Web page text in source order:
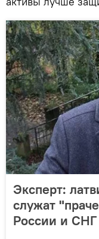
Эксперт:
служат
России и СНГ